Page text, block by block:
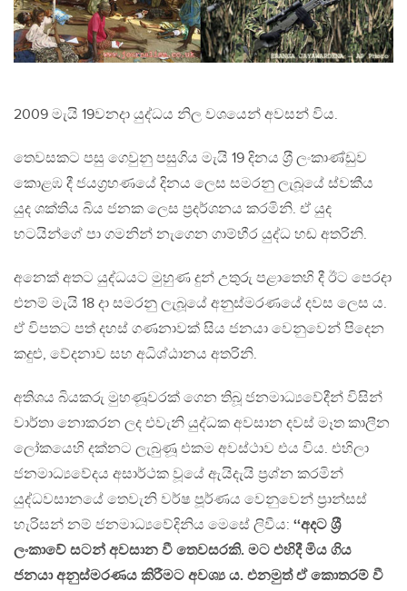
2009 මැයි 19වනදා යුද්ධය නිල වශයෙන් අවසන් විය.
තෙවසකට පසු ගෙවුනු පසුගිය මැයි 19 දිනය ශ‍්‍රී ලංකාණ්ඩුව
කොළඹ දී ජයග‍්‍රහණයේ දිනය ලෙස සමරනු ලැබූයේ ස්වකීය
යුද ශක්තිය බිය ජනක ලෙස ප‍්‍රදර්ශනය කරමිනි. ඒ යුද
භටයින්ගේ පා ගමනින් නැගෙන ගාම්භීර යුද්ධ හඬ අතරිනි.
අනෙක් අතට යුද්ධයට මුහුණ දුන් උතුරු පළාතෙහි දී ඊට පෙරදා
එනම් මැයි 18 දා සමරනු ලැබූයේ අනුස්මරණයේ දවස ලෙස ය.
ඒ විපතට පත් දහස් ගණනාවක් සිය ජනයා වෙනුවෙන් පිදෙන
කදුළු, වේදනාව සහ අධිශ්ඨානය අතරිනි.
අතිශය බියකරු මුහණූවරක් ගෙන තිබූ ජනමාධ්‍යවේදීන් විසින්
වාර්තා නොකරන ලද එවැනි යුද්ධක අවසාන දවස් මෑත කාලීන
ලෝකයෙහි දක්නට ලැබුණූ එකම අවස්ථාව එය විය. එහිලා
ජනමාධ්‍යවේදය අසාර්ථක වූයේ ඇයිදැයි ප‍්‍රශ්න කරමින්
යුද්ධවසානයේ තෙවැනි වර්ෂ පූර්ණය වෙනුවෙන් ප‍්‍රාන්සස්
හැරිසන් නම් ජනමාධ්‍යවේදිනිය මෙසේ ලිවීය: ‘‘අදට ශ‍්‍රී
ලංකාවේ සටන් අවසාන වී තෙවසරකි. මට එහිදී මිය ගිය
ජනයා අනුස්මරණය කිරීමට අවශ්‍ය ය. එනමුත් ඒ කොතරම් වී